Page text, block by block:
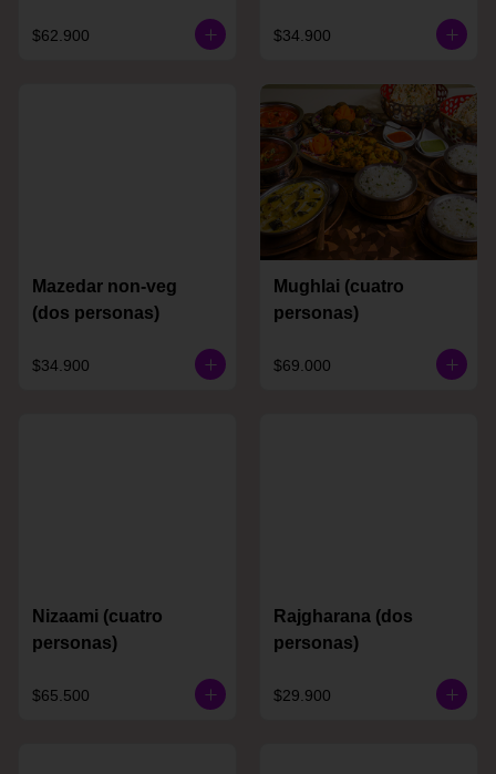
$62.900 $34.900
Mazedar non-veg
(dos personas)
$34.900
Mughlai (cuatro
personas)
$69.000
Nizaami (cuatro
personas)
$65.500
Rajgharana (dos
personas)
$29.900